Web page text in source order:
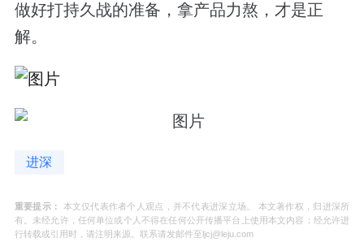
做好打持久战的准备，拿产品力熬，才是正
解。
进深
重要提示：
本文仅代表作者个人观点，并不代表进深立场。 本文著作权，归进深所
有。未经允许，任何单位或个人不得在任何公开传播平台上使用本文内容；经允许进
行转载或引用时，请注明来源。联系请发邮件至ljcj@leju.com